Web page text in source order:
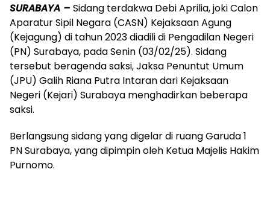
SURABAYA – Sidang terdakwa Debi Aprilia, joki Calon
Aparatur Sipil Negara (CASN) Kejaksaan Agung
(Kejagung) di tahun 2023 diadili di Pengadilan Negeri
(PN) Surabaya, pada Senin (03/02/25). Sidang
tersebut beragenda saksi, Jaksa Penuntut Umum
(JPU) Galih Riana Putra Intaran dari Kejaksaan
Negeri (Kejari) Surabaya menghadirkan beberapa
saksi.
Berlangsung sidang yang digelar di ruang Garuda 1
PN Surabaya, yang dipimpin oleh Ketua Majelis Hakim
Purnomo.